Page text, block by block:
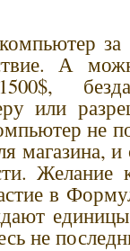
за
А
или
не
магазина, и
в
не